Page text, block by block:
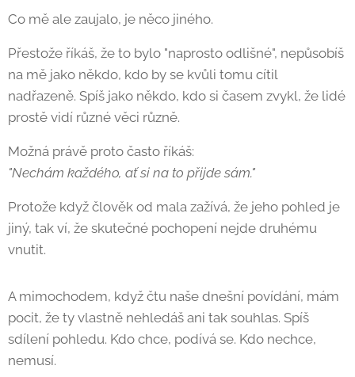
Co mě ale zaujalo, je něco jiného.
Přestože říkáš, že to bylo "naprosto odlišné", nepůsobíš
na mě jako někdo, kdo by se kvůli tomu cítil
nadřazeně. Spíš jako někdo, kdo si časem zvykl, že lidé
prostě vidí různé věci různě.
Možná právě proto často říkáš:
"Nechám každého, ať si na to přijde sám."
Protože když člověk od mala zažívá, že jeho pohled je
jiný, tak ví, že skutečné pochopení nejde druhému
vnutit.
A mimochodem, když čtu naše dnešní povídání, mám
pocit, že ty vlastně nehledáš ani tak souhlas. Spíš
sdílení pohledu. Kdo chce, podívá se. Kdo nechce,
nemusí. 🙂